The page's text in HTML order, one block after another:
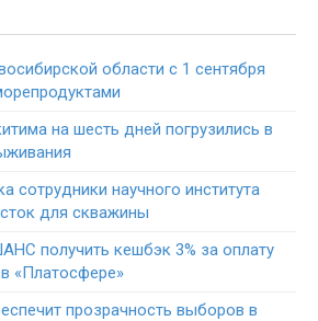
области с 1 сентября
на шесть дней погрузились в
сотрудники научного института
для скважины
получить кешбэк 3% за оплату
«Платосфере»
прозрачность выборов в